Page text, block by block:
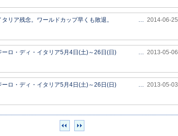
タリア残念。ワールドカップ早くも敗退。 … 2014-06-25
ーロ・ディ・イタリア5月4日(土)～26日(日) … 2013-05-06
ーロ・ディ・イタリア5月4日(土)～26日(日) … 2013-05-03